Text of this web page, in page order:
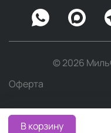
В корзину
© 2026
Оферта